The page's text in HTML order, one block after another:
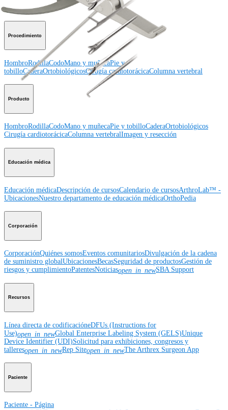
Procedimiento
HombroRodillaCodoMano y muñecaPie y
tobilloCaderaOrtobiológicosCirugía cardiotorácicaColumna vertebral
Producto
HombroRodillaCodoMano y muñecaPie y tobilloCaderaOrtobiológicos
Cirugía cardiotorácicaColumna vertebralImagen y resección
Educación médica
Educación médicaDescripción de cursosCalendario de cursosArthroLab™ -
UbicacionesNuestro departamento de educación médicaOrthoPedia
Corporación
CorporaciónQuiénes somosEventos comunitariosDivulgación de la cadena
de suministro globalUbicacionesBecasSeguridad de productosGestión de
riesgos y cumplimientoPatentesNoticiasopen_in_newSBA Support
Recursos
Línea directa de codificacióneDFUs (Instructions for
Use)open_in_newGlobal Enterprise Labeling System (GELS)Unique
Device Identifier (UDI)Solicitud para exhibiciones, congresos y
talleresopen_in_newRep Siteopen_in_newThe Arthrex Surgeon App
Paciente
Paciente - Página